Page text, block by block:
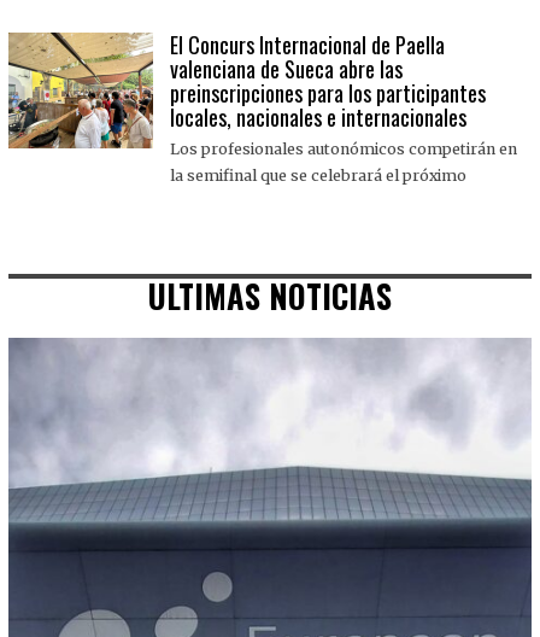
El Concurs Internacional de Paella
valenciana de Sueca abre las
preinscripciones para los participantes
locales, nacionales e internacionales
Los profesionales autonómicos competirán en
la semifinal que se celebrará el próximo
ULTIMAS NOTICIAS